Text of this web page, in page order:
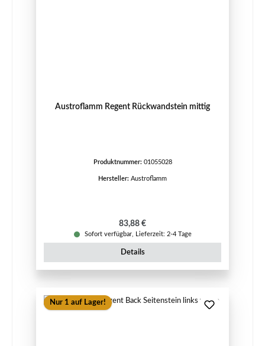
Austroflamm Regent Rückwandstein mittig
Produktnummer: 01055028
Hersteller: Austroflamm
Regulärer Preis:
83,88 €
Sofort verfügbar, Lieferzeit: 2-4 Tage
Details
Nur 1 auf Lager!